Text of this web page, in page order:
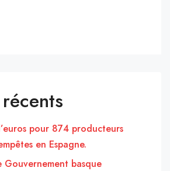
pour 874 producteurs
en Espagne.
Gouvernement basque